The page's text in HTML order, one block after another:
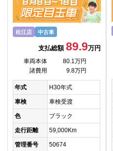
松江店 中古車
支払総額 89.9万円
車両本体
80.1万円
諸費用
9.8万円
年式 H30年式
車検 車検受渡
色 ブラック
走行距離 59,000Km
管理番号 50674